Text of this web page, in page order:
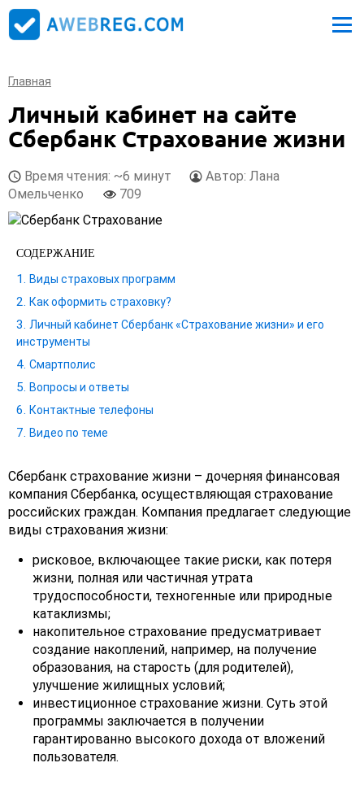
Главная
Личный кабинет на сайте
Сбербанк Страхование жизни
Время чтения: ~6 минут
Автор: Лана
Омельченко
709
СОДЕРЖАНИЕ
Виды страховых программ
Как оформить страховку?
Личный кабинет Сбербанк «Страхование жизни» и его
инструменты
Смартполис
Вопросы и ответы
Контактные телефоны
Видео по теме
Сбербанк страхование жизни – дочерняя финансовая
компания Сбербанка, осуществляющая страхование
российских граждан. Компания предлагает следующие
виды страхования жизни:
рисковое, включающее такие риски, как потеря
жизни, полная или частичная утрата
трудоспособности, техногенные или природные
катаклизмы;
накопительное страхование предусматривает
создание накоплений, например, на получение
образования, на старость (для родителей),
улучшение жилищных условий;
инвестиционное страхование жизни. Суть этой
программы заключается в получении
гарантированно высокого дохода от вложений
пользователя.